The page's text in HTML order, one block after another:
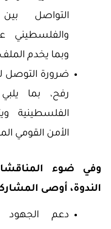
التواصل
والفلسطيني
وبما يخدم
ضرورة التوصل
رفح، بما يلبي
الفلسطينية
الأمن القومي
وفي ضوء
الندوة، أوصى
دعم الجهود